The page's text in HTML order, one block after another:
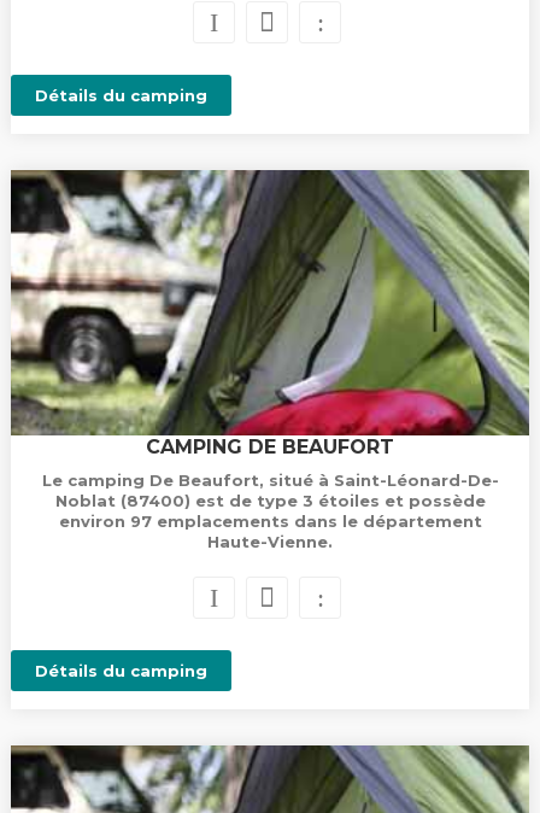
Détails du camping
CAMPING DE BEAUFORT
Le camping De Beaufort, situé à Saint-Léonard-De-
Noblat (87400) est de type 3 étoiles et possède
environ 97 emplacements dans le département
Haute-Vienne.
Détails du camping